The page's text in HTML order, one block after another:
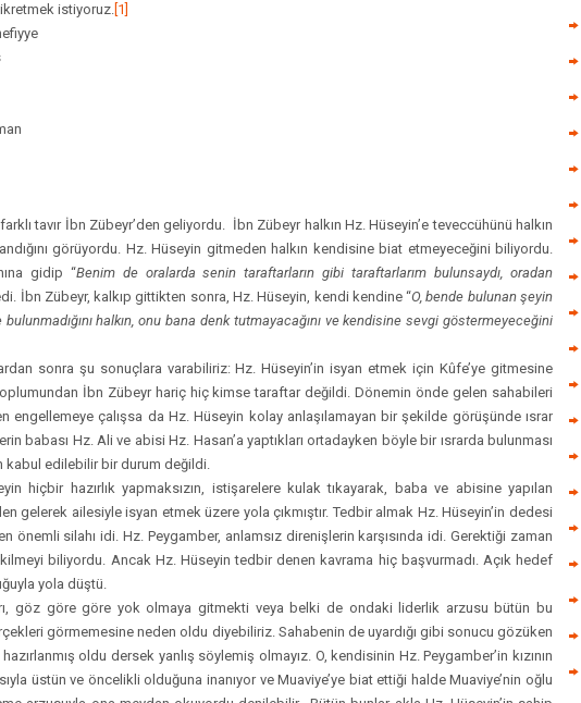
istiyoruz. [1]
tavır İbn Zübeyr’den geliyordu. İbn Zübeyr halkın Hz. Hüseyin’e teveccühünü halkın
görüyordu. Hz. Hüseyin gitmeden halkın kendisine biat etmeyeceğini biliyordu.
gidip “Benim de oralarda senin taraftarların gibi taraftarlarım bulunsaydı, oradan
İbn Zübeyr, kalkıp gittikten sonra, Hz. Hüseyin, kendi kendine “O, bende bulunan şeyin
bulunmadığını halkın, onu bana denk tutmayacağını ve kendisine sevgi göstermeyeceğini
sonra şu sonuçlara varabiliriz: Hz. Hüseyin’in isyan etmek için Kûfe’ye gitmesine
İbn Zübeyr hariç hiç kimse taraftar değildi. Dönemin önde gelen sahabileri
engellemeye çalışsa da Hz. Hüseyin kolay anlaşılamayan bir şekilde görüşünde ısrar
babası Hz. Ali ve abisi Hz. Hasan’a yaptıkları ortadayken böyle bir ısrarda bulunması
kabul edilebilir bir durum değildi.
hiçbir hazırlık yapmaksızın, istişarelere kulak tıkayarak, baba ve abisine yapılan
gelerek ailesiyle isyan etmek üzere yola çıkmıştır. Tedbir almak Hz. Hüseyin’in dedesi
önemli silahı idi. Hz. Peygamber, anlamsız direnişlerin karşısında idi. Gerektiği zaman
biliyordu. Ancak Hz. Hüseyin tedbir denen kavrama hiç başvurmadı. Açık hedef
yola düştü.
göz göre göre yok olmaya gitmekti veya belki de ondaki liderlik arzusu bütün bu
görmemesine neden oldu diyebiliriz. Sahabenin de uyardığı gibi sonucu gözüken
oldu dersek yanlış söylemiş olmayız. O, kendisinin Hz. Peygamber’in kızının
üstün ve öncelikli olduğuna inanıyor ve Muaviye’ye biat ettiği halde Muaviye’nin oğlu